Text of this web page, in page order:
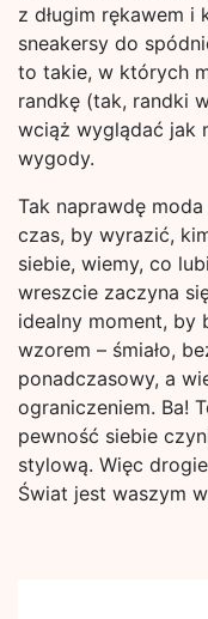
z długim rękawem i
sneakersy do
to takie, w których
randkę (tak, randki
wciąż wyglądać jak
wygody.
Tak naprawdę
czas, by wyrazić,
siebie, wiemy, co
wreszcie zaczyna
idealny moment, by
wzorem – śmiało,
ponadczasowy, a
ograniczeniem. Ba!
pewność siebie
stylową. Więc
Świat jest waszym